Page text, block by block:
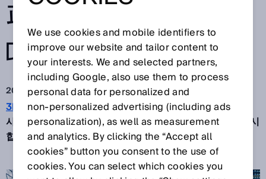
패스 없이 이동할
때
2022. 5. 31.
3D 비전 센서 Visionary-S와 중국의 이미지 처리 전문 회
사 Wu Xi Fu Jiang 덕분에 로봇이 수상한 항공 화물을 표시
합니다.
We use cookies and mobile identifiers to
improve our website and tailor content to
your interests. We and selected partners,
including Google, also use them to process
personal data for personalized and
non‑personalized advertising (including ads
personalization), as well as measurement
and analytics. By clicking the “Accept all
cookies” button you consent to the use of
cookies. You can select which cookies you